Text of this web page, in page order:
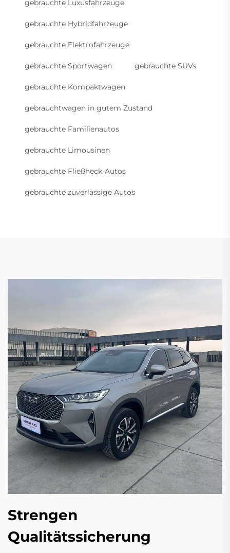
gebrauchte Luxusfahrzeuge
gebrauchte Hybridfahrzeuge
gebrauchte Elektrofahrzeuge
gebrauchte Sportwagen gebrauchte SUVs
gebrauchte Kompaktwagen
gebrauchtwagen in gutem Zustand
gebrauchte Familienautos
gebrauchte Limousinen
gebrauchte Fließheck-Autos
gebrauchte zuverlässige Autos
Strengen
Qualitätssicherung